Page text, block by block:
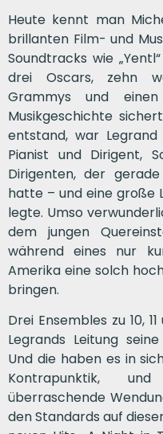
Heute kennt man
brillanten Film- und
Soundtracks wie
drei Oscars, zehn
Grammys und
Musikgeschichte
entstand, war
Pianist und Dirigent,
Dirigenten, der
hatte – und eine große
legte. Umso
dem jungen
während eines nur
Amerika eine solch
bringen.
Drei Ensembles zu 10,
Legrands Leitung
Und die haben es in
Kontrapunktik,
überraschende
den Standards auf